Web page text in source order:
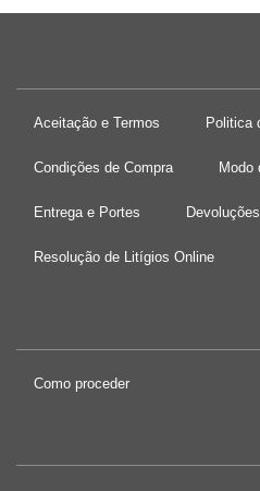
Aceitação e Termos Politica
Condições de Compra Modo
Entrega e Portes Devoluções
Resolução de Litígios Online
Como proceder